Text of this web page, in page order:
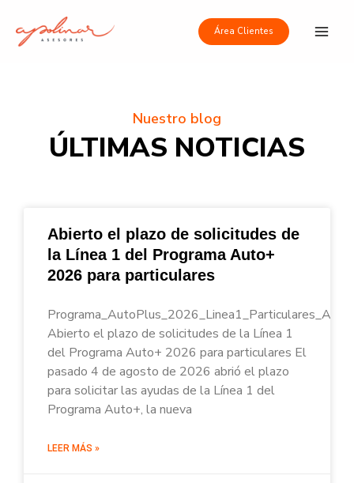
contenido
Área Clientes
Nuestro blog
ÚLTIMAS NOTICIAS
Abierto el plazo de solicitudes de
la Línea 1 del Programa Auto+
2026 para particulares
Abierto el plazo de solicitudes de la Línea 1
del Programa Auto+ 2026 para particulares El
pasado 4 de agosto de 2026 abrió el plazo
para solicitar las ayudas de la Línea 1 del
Programa Auto+, la nueva
LEER MÁS »